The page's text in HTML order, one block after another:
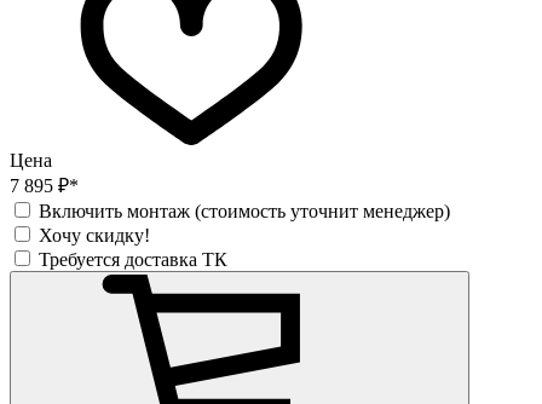
Цена
7 895 ₽*
Включить монтаж (стоимость уточнит менеджер)
Хочу скидку!
Требуется доставка ТК